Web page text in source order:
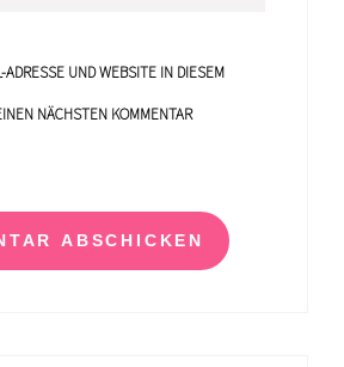
ADRESSE UND WEBSITE IN DIESEM
NÄCHSTEN KOMMENTAR